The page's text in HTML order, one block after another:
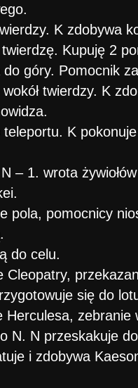
K zdobywa
Kupuję 2
góry. Pomocnik
twierdzy. K
K
– 1. wrota
pola, pomocnicy
do celu.
Cleopatry,
się do
Herculesa, zebranie
N. N przeskakuje
i zdobywa